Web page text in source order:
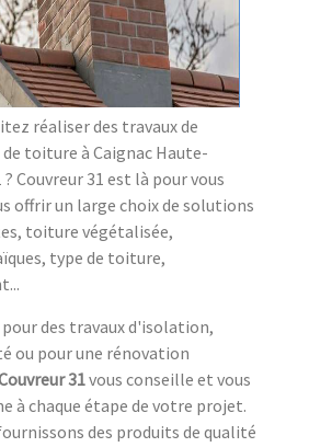
réaliser des travaux de
toiture à Caignac Haute-
Couvreur 31 est là pour vous
offrir un large choix de solutions
toiture végétalisée,
type de toiture,
pour des travaux d'isolation,
ou pour une rénovation
31vous conseille et vous
à chaque étape de votre projet.
des produits de qualité